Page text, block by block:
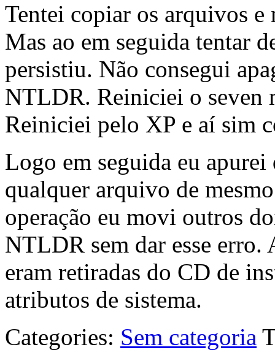
Tentei copiar os arquivos
Mas ao em seguida tentar
persistiu. Não consegui
NTLDR. Reiniciei o seven
Reiniciei pelo XP e aí sim
Logo em seguida eu
qualquer arquivo de
operação eu movi outros
NTLDR sem dar esse erro.
eram retiradas do CD de
atributos de sistema.
Categories: Sem categoria